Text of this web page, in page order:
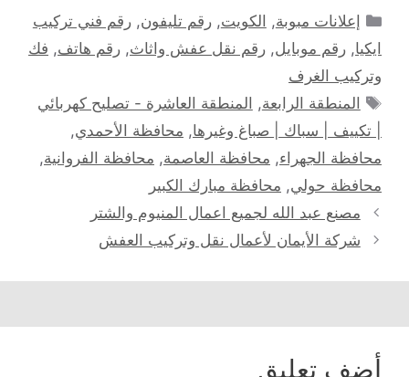
التصنيفات
إعلانات مبوبة, الكويت,رقم تليفون,رقم فني تركيب
ايكيا, رقم موبايل, رقم نقل عفش واثاث, رقم هاتف, فك
وتركيب الغرف
الوسوم
المنطقة الرابعة, المنطقة العاشرة - تصليح كهربائي
| تكييف | سباك | صباغ وغيرها, محافظة الأحمدي,
محافظة الجهراء, محافظة العاصمة, محافظة الفروانية,
محافظة حولي, محافظة مبارك الكبير
مصنع عبد الله لجميع اعمال المنيوم والشتر
شركة الأيمان لأعمال نقل وتركيب العفش
أضف تعليق